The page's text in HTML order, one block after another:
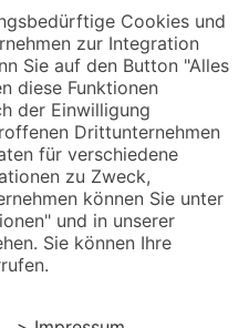
| 17.00 - 22.00 Uhr
geöffnet
geöffnet
- 31.03.)
| 17.00 - 22.00 Uhr
- 18.00 Uhr
| 16.00 - 20.00 Uhr